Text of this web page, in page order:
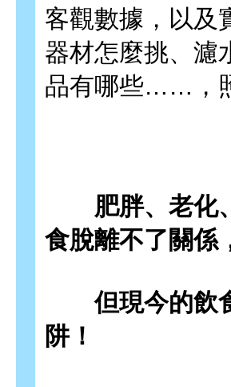
客觀數據，以及
器材怎麼挑、濾
品有哪些……，
肥胖、老化、
食脫離不了關係
但現今的飲食
阱！